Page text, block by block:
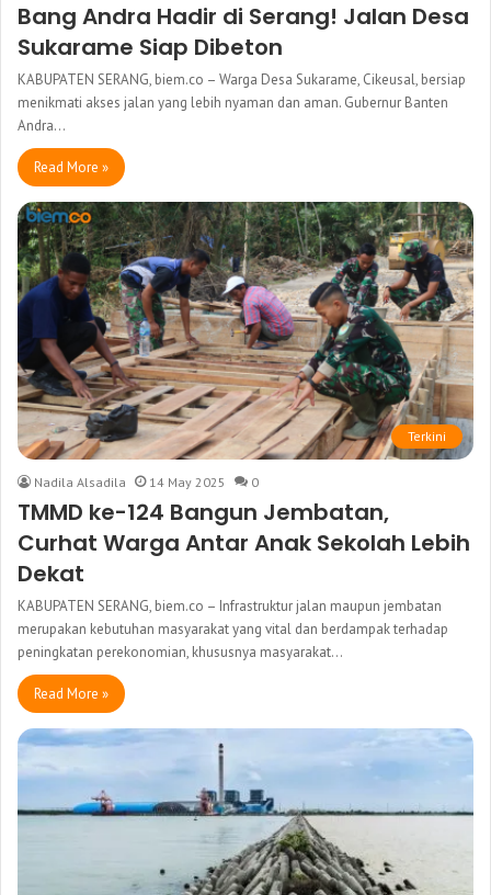
Bang Andra Hadir di Serang! Jalan Desa
Sukarame Siap Dibeton
KABUPATEN SERANG, biem.co – Warga Desa Sukarame, Cikeusal, bersiap
menikmati akses jalan yang lebih nyaman dan aman. Gubernur Banten
Andra…
Read More »
Terkini
Nadila Alsadila 14 May 2025 0
TMMD ke-124 Bangun Jembatan,
Curhat Warga Antar Anak Sekolah Lebih
Dekat
KABUPATEN SERANG, biem.co – Infrastruktur jalan maupun jembatan
merupakan kebutuhan masyarakat yang vital dan berdampak terhadap
peningkatan perekonomian, khususnya masyarakat…
Read More »